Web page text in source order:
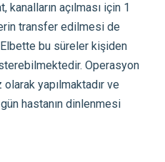
kanalların açılması için 1
transfer edilmesi de
bu süreler kişiden
Operasyon
olarak yapılmaktadır ve
hastanın dinlenmesi